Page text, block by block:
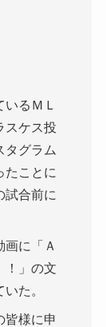
るＭＬ
スケス投
タグラム
たことに
試合前に
画に「Ａ
！」の文
た。
皆様に申